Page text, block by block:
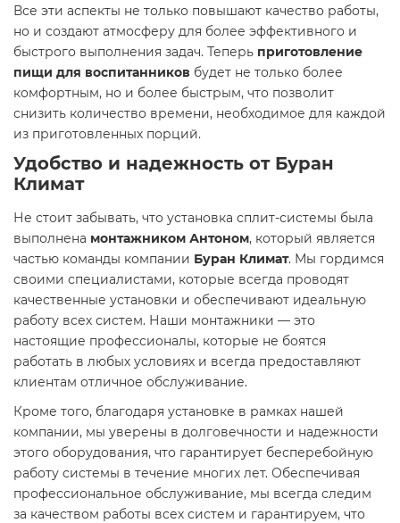
Все эти аспекты не только повышают качество работы,
но и создают атмосферу для более эффективного и
быстрого выполнения задач. Теперь приготовление
пищи для воспитанников будет не только более
комфортным, но и более быстрым, что позволит
снизить количество времени, необходимое для каждой
из приготовленных порций.
Удобство и надежность от Буран
Климат
Не стоит забывать, что установка сплит-системы была
выполнена монтажником Антоном, который является
частью команды компании Буран Климат. Мы гордимся
своими специалистами, которые всегда проводят
качественные установки и обеспечивают идеальную
работу всех систем. Наши монтажники — это
настоящие профессионалы, которые не боятся
работать в любых условиях и всегда предоставляют
клиентам отличное обслуживание.
Кроме того, благодаря установке в рамках нашей
компании, мы уверены в долговечности и надежности
этого оборудования, что гарантирует бесперебойную
работу системы в течение многих лет. Обеспечивая
профессиональное обслуживание, мы всегда следим
за качеством работы всех систем и гарантируем, что